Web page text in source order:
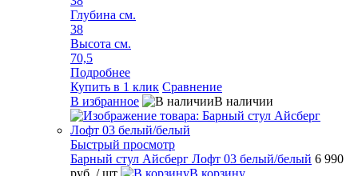
Глубина см.
38
Высота см.
70,5
Подробнее
Купить в 1 клик Сравнение
В избранное
В наличии
Быстрый просмотр
Барный стул Айсберг Лофт 03 белый/белый 6 990
руб. / шт
В корзину